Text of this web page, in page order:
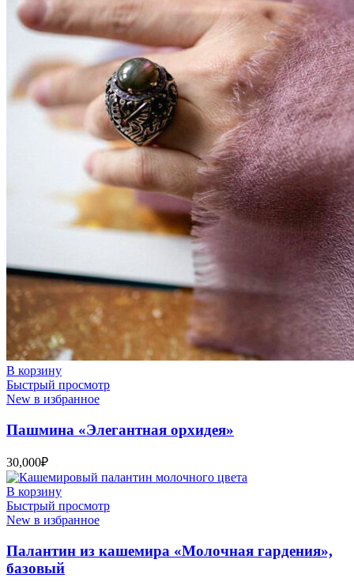
В корзину
Быстрый просмотр
New в избранное
Пашмина «Элегантная орхидея»
30,000₽
В корзину
Быстрый просмотр
New в избранное
Палантин из кашемира «Молочная гардения»,
базовый